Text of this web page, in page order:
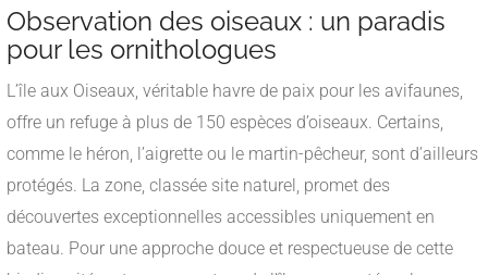
Observation des oiseaux : un paradis
pour les ornithologues
L’île aux Oiseaux, véritable havre de paix pour les avifaunes,
offre un refuge à plus de 150 espèces d’oiseaux. Certains,
comme le héron, l’aigrette ou le martin-pêcheur, sont d’ailleurs
protégés. La zone, classée site naturel, promet des
découvertes exceptionnelles accessibles uniquement en
bateau. Pour une approche douce et respectueuse de cette